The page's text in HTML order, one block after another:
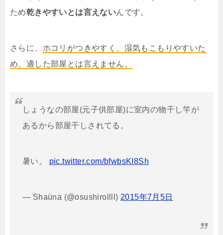
ため乾きやすいとは言えないんです。
さらに、 ホコリがつきやすく、湿気もこもりやすいた
め、適した部屋とは言えません。
しょうなの部屋(元子供部屋)に室内の物干し竿が
あるから部屋干しされてる。
暑い。 pic.twitter.com/bfwbsKI8Sh
— Shaüna (@osushirollll) 2015年7月5日